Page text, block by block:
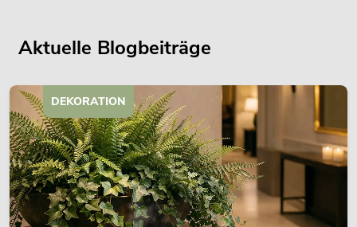
Aktuelle Blogbeiträge
DEKORATION